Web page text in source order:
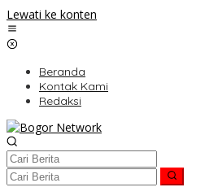
Lewati ke konten
Beranda
Kontak Kami
Redaksi